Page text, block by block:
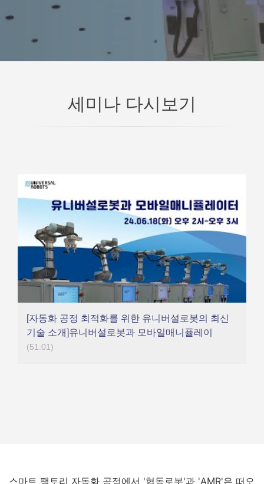
세미나 다시보기
[자동화 공정 최적화를 위한 유니버설로봇의 최신
기술 소개]유니버설로봇과 모바일매니퓰레이
(51:01)
스마트 팩토리 자동화 공정에서 '협동로봇'과 'AMR'은 떠오